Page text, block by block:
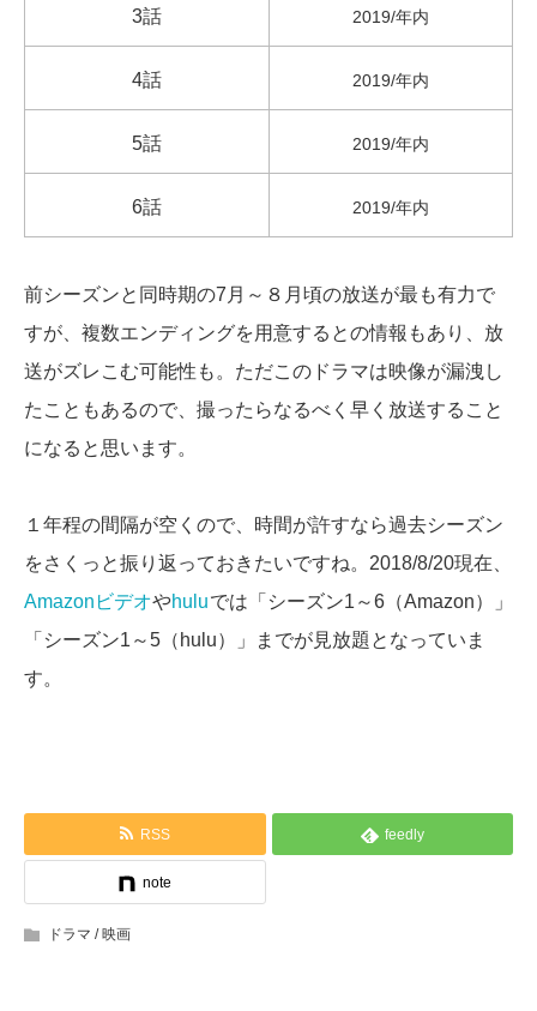
3話 2019/年内
4話 2019/年内
5話 2019/年内
6話 2019/年内
前シーズンと同時期の7月～８月頃の放送が最も有力で
すが、複数エンディングを用意するとの情報もあり、放
送がズレこむ可能性も。ただこのドラマは映像が漏洩し
たこともあるので、撮ったらなるべく早く放送すること
になると思います。
１年程の間隔が空くので、時間が許すなら過去シーズン
をさくっと振り返っておきたいですね。2018/8/20現在、
Amazonビデオやhuluでは「シーズン1～6（Amazon）」
「シーズン1～5（hulu）」までが見放題となっていま
す。
RSS feedly
note
ドラマ / 映画